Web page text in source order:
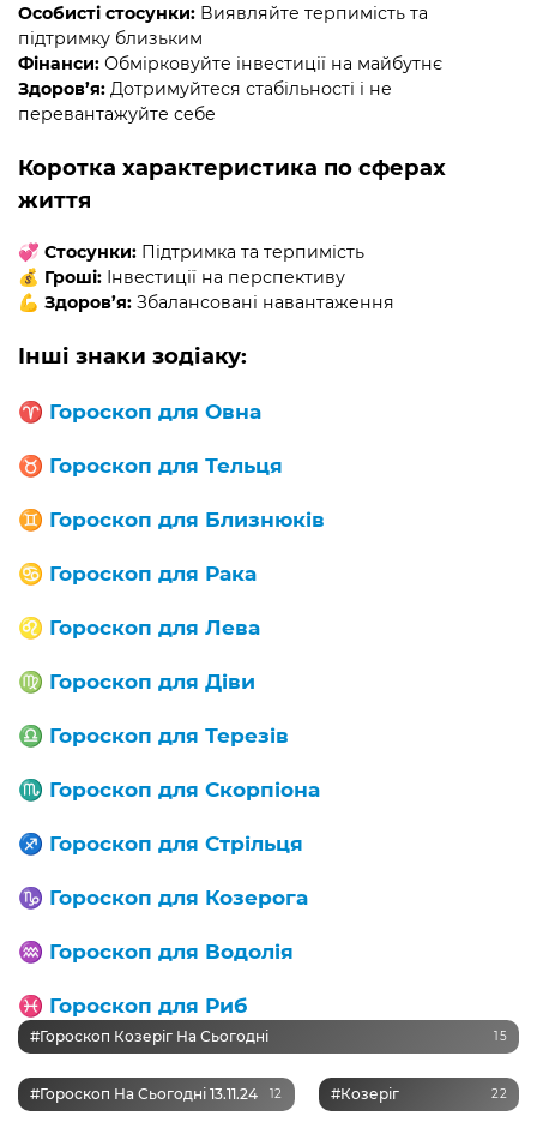
Особисті стосунки: Виявляйте терпимість та
підтримку близьким
Фінанси: Обмірковуйте інвестиції на майбутнє
Здоров’я: Дотримуйтеся стабільності і не
перевантажуйте себе
Коротка характеристика по сферах
життя
💞 Стосунки: Підтримка та терпимість
💰 Гроші: Інвестиції на перспективу
💪 Здоров’я: Збалансовані навантаження
Інші знаки зодіаку:
♈️ Гороскоп для Овна
♉️ Гороскоп для Тельця
♊️ Гороскоп для Близнюків
♋️ Гороскоп для Рака
♌️ Гороскоп для Лева
♍️ Гороскоп для Діви
♎️ Гороскоп для Терезів
♏️ Гороскоп для Скорпіона
♐️ Гороскоп для Стрільця
♑️ Гороскоп для Козерога
♒️ Гороскоп для Водолія
♓️ Гороскоп для Риб
#Гороскоп Козеріг На Сьогодні 15
#Гороскоп На Сьогодні 13.11.24 12 #Козеріг 22